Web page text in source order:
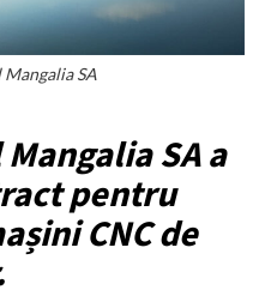
SA
SA a
pentru
CNC de